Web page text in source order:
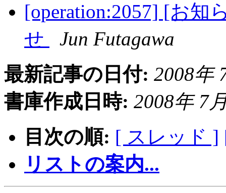
[operation:2057] [お知
せ
Jun Futagawa
最新記事の日付: 2008年
書庫作成日時: 2008年 7
目次の順: [ スレッド ]
リストの案内...